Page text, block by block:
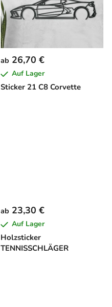
Sticker 21 C8 Corvette
ab 26,70 €
Auf Lager
Holzsticker
TENNISSCHLÄGER
ab 23,30 €
Auf Lager